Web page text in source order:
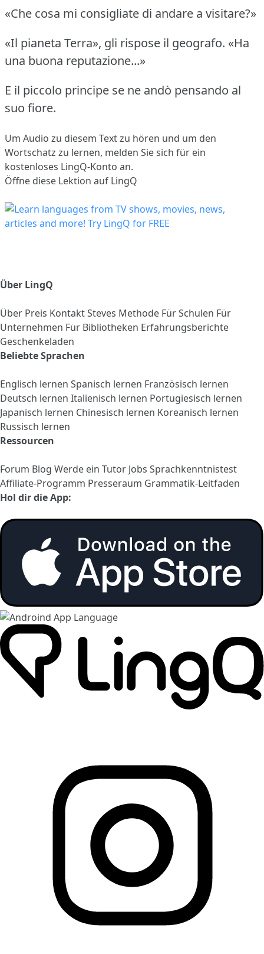
«Che cosa mi consigliate di andare a visitare?»
«Il pianeta Terra», gli rispose il geografo. «Ha
una buona reputazione...»
E il piccolo principe se ne andò pensando al
suo fiore.
Um Audio zu diesem Text zu hören und um den
Wortschatz zu lernen, melden Sie sich für ein
kostenloses LingQ-Konto an.
Öffne diese Lektion auf LingQ
Über LingQ
Über Preis KontaktSteves Methode Für Schulen Für
Unternehmen Für Bibliotheken Erfahrungsberichte
Geschenkeladen
Beliebte Sprachen
Englisch lernen Spanisch lernen Französisch lernen
Deutsch lernen Italienisch lernen Portugiesisch lernen
Japanisch lernen Chinesisch lernen Koreanisch lernen
Russisch lernen
Ressourcen
Forum Blog Werde ein Tutor Jobs Sprachkenntnistest
Affiliate-Programm Presseraum Grammatik-Leitfaden
Hol dir die App: